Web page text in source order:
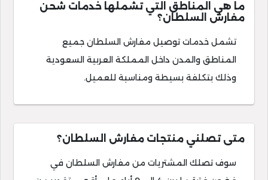
ما هي المناطق التي تشملها خدمات شحن
مفارش السلطان؟
تشمل خدمات توصيل مفارش السلطان جميع
المناطق والمدن داخل المملكة العربية السعودية
وذلك بتكلفة بسيطة ومناسبة للعميل.
متى تصلني منتجات مفارش السلطان؟
سوف تصلك المشتريات من مفارش السلطان في